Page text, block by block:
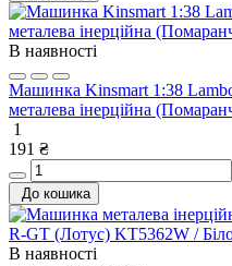
В наявності
Машинка Kinsmart 1:38
металева інерційна
1
191 ₴
До кошика
В наявності